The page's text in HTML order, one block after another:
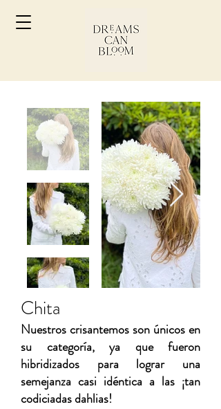
Chita
Nuestros crisantemos son únicos en
su categoría, ya que fueron
hibridizados para lograr una
semejanza casi idéntica a las ¡tan
codiciadas dahlias!